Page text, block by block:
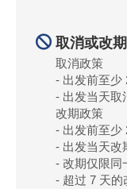
取消或改期
取消政策
- 出发前至少
- 出发当天取
改期政策
- 出发前至少
- 出发当天改
- 改期仅限同
- 超过 7 天的